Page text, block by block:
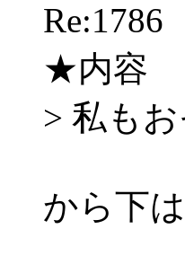
★内容
> 私もお
から下